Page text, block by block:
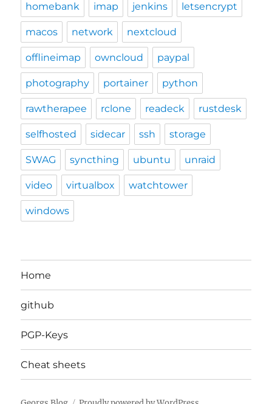
homebank imap jenkins letsencrypt
macos network nextcloud
offlineimap owncloud paypal
photography portainer python
rawtherapee rclone readeck rustdesk
selfhosted sidecar ssh storage
SWAG syncthing ubuntu unraid
video virtualbox watchtower
windows
Home
github
PGP-Keys
Cheat sheets